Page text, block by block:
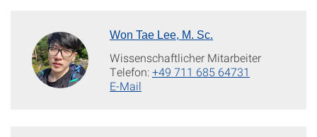
Won Tae Lee, M. Sc.
Wissenschaftlicher Mitarbeiter
Telefon:+49 711 685 64731
E-Mail